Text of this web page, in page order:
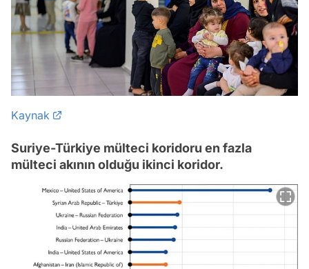
Kaynak
Suriye-Türkiye mülteci koridoru en fazla
mülteci akının olduğu ikinci koridor.